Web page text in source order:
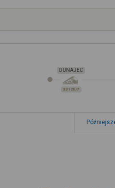
DUNAJEC
33126/7